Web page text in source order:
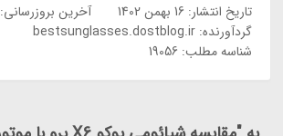
تاریخ انتشار: 16 بهمن 1402 آخرین بروزرسانی:
گردآورنده:bestsunglasses.dostblog.ir
شناسه مطلب: 19056